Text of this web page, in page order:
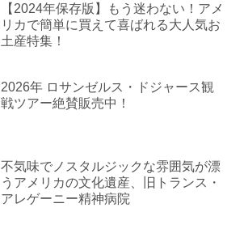
【2024年保存版】もう迷わない！アメ
リカで簡単に買えて喜ばれる大人気お
土産特集！
2026年 ロサンゼルス・ドジャース観
戦ツアー絶賛販売中！
不気味でノスタルジックな雰囲気が漂
うアメリカの文化遺産、旧トランス・
アレゲーニー精神病院